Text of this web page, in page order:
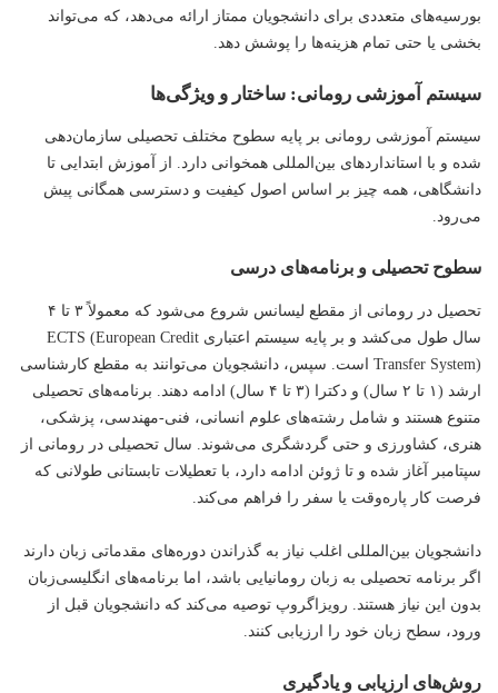
بورسیه‌های متعددی برای دانشجویان ممتاز ارائه می‌دهد، که می‌تواند
بخشی یا حتی تمام هزینه‌ها را پوشش دهد.
سیستم آموزشی رومانی: ساختار و ویژگی‌ها
سیستم آموزشی رومانی بر پایه سطوح مختلف تحصیلی سازمان‌دهی
شده و با استانداردهای بین‌المللی همخوانی دارد. از آموزش ابتدایی تا
دانشگاهی، همه چیز بر اساس اصول کیفیت و دسترسی همگانی پیش
می‌رود.
سطوح تحصیلی و برنامه‌های درسی
تحصیل در رومانی از مقطع لیسانس شروع می‌شود که معمولاً ۳ تا ۴
سال طول می‌کشد و بر پایه سیستم اعتباری ECTS (European Credit
Transfer System) است. سپس، دانشجویان می‌توانند به مقطع کارشناسی
ارشد (۱ تا ۲ سال) و دکترا (۳ تا ۴ سال) ادامه دهند. برنامه‌های تحصیلی
متنوع هستند و شامل رشته‌های علوم انسانی، فنی-مهندسی، پزشکی،
هنری، کشاورزی و حتی گردشگری می‌شوند. سال تحصیلی در رومانی از
سپتامبر آغاز شده و تا ژوئن ادامه دارد، با تعطیلات تابستانی طولانی که
فرصت کار پاره‌وقت یا سفر را فراهم می‌کند.
دانشجویان بین‌المللی اغلب نیاز به گذراندن دوره‌های مقدماتی زبان دارند
اگر برنامه تحصیلی به زبان رومانیایی باشد، اما برنامه‌های انگلیسی‌زبان
بدون این نیاز هستند. رویزاگروپ توصیه می‌کند که دانشجویان قبل از
ورود، سطح زبان خود را ارزیابی کنند.
روش‌های ارزیابی و یادگیری